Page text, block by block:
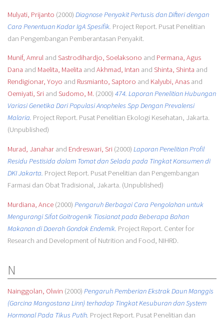
Mulyati, Prijanto (2000) Diagnose Penyakit Pertusis dan Difteri dengan
Cara Penentuan Kadar IgA Spesifik. Project Report. Pusat Penelitian
dan Pengembangan Pemberantasan Penyakit.
Munif, Amruland Sastrodihardjo, Soelaksono and Permana, Agus
Dana and Maelita, Maelita and Akhmad, Intan and Shinta, Shinta and
Rendigionar, Yoyo and Rusmianto, Saptoro and Kalyubi, Anasand
Oemiyati, Sriand Sudomo, M.(2000) 474. Laporan Penelitian Hubungan
Variasi Genetika Dari Populasi Anopheles Spp Dengan Prevalensi
Malaria. Project Report. Pusat Penelitian Ekologi Kesehatan, Jakarta.
(Unpublished)
Murad, Janaharand Endreswari, Sri(2000) Laporan Penelitian Profil
Residu Pestisida dalam Tomat dan Selada pada Tingkat Konsumen di
DKI Jakarta. Project Report. Pusat Penelitian dan Pengembangan
Farmasi dan Obat Tradisional, Jakarta. (Unpublished)
Murdiana, Ance(2000) Pengaruh Berbagai Cara Pengolahan untuk
Mengurangi Sifat Goitrogenik Tiosianat pada Beberapa Bahan
Makanan di Daerah Gondok Endemik. Project Report. Center for
Research and Development of Nutrition and Food, NIHRD.
N
Nainggolan, Olwin (2000) Pengaruh Pemberian Ekstrak Daun Manggis
(Garcina Mangostana Linn) terhadap Tingkat Kesuburan dan System
Hormonal Pada Tikus Putih. Project Report. Pusat Penelitian dan